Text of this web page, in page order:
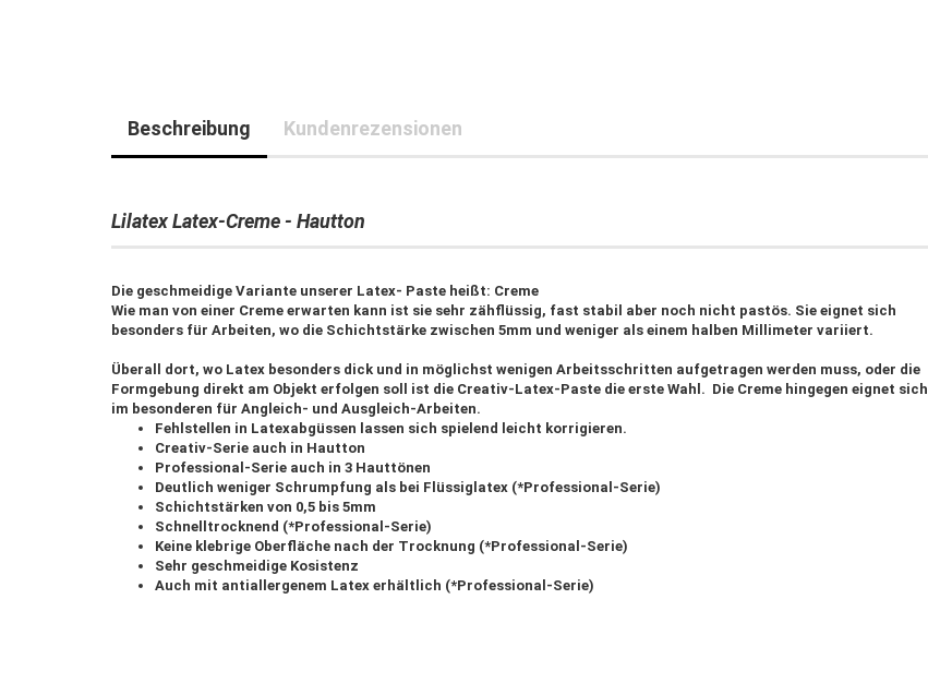
Beschreibung Kundenrezensionen
Lilatex Latex-Creme - Hautton
Die geschmeidige Variante unserer Latex- Paste heißt: Creme
Wie man von einer Creme erwarten kann ist sie sehr zähflüssig, fast stabil aber noch nicht pastös. Sie eignet sich
besonders für Arbeiten, wo die Schichtstärke zwischen 5mm und weniger als einem halben Millimeter variiert.
Überall dort, wo Latex besonders dick und in möglichst wenigen Arbeitsschritten aufgetragen werden muss, oder die
Formgebung direkt am Objekt erfolgen soll ist die Creativ-Latex-Paste die erste Wahl. Die Creme hingegen eignet sich
im besonderen für Angleich- und Ausgleich-Arbeiten.
Fehlstellen in Latexabgüssen lassen sich spielend leicht korrigieren.
Creativ-Serie auch in Hautton
Professional-Serie auch in 3 Hauttönen
Deutlich weniger Schrumpfung als bei Flüssiglatex (*Professional-Serie)
Schichtstärken von 0,5 bis 5mm
Schnelltrocknend (*Professional-Serie)
Keine klebrige Oberfläche nach der Trocknung (*Professional-Serie)
Sehr geschmeidige Kosistenz
Auch mit antiallergenem Latex erhältlich (*Professional-Serie)